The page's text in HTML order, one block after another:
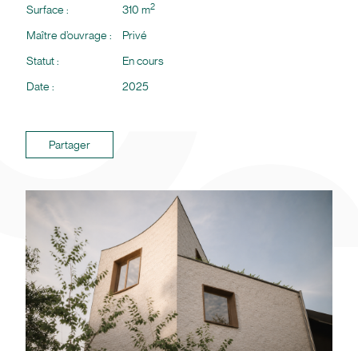
Surface :
310 m2
Maître d’ouvrage :
Privé
Statut :
En cours
Date :
2025
Partager